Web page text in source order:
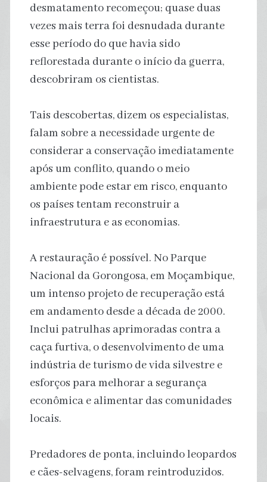
desmatamento recomeçou; quase duas
vezes mais terra foi desnudada durante
esse período do que havia sido
reflorestada durante o início da guerra,
descobriram os cientistas.
Tais descobertas, dizem os especialistas,
falam sobre a necessidade urgente de
considerar a conservação imediatamente
após um conflito, quando o meio
ambiente pode estar em risco, enquanto
os países tentam reconstruir a
infraestrutura e as economias.
A restauração é possível. No Parque
Nacional da Gorongosa, em Moçambique,
um intenso projeto de recuperação está
em andamento desde a década de 2000.
Inclui patrulhas aprimoradas contra a
caça furtiva, o desenvolvimento de uma
indústria de turismo de vida silvestre e
esforços para melhorar a segurança
econômica e alimentar das comunidades
locais.
Predadores de ponta, incluindo leopardos
e cães-selvagens, foram reintroduzidos.